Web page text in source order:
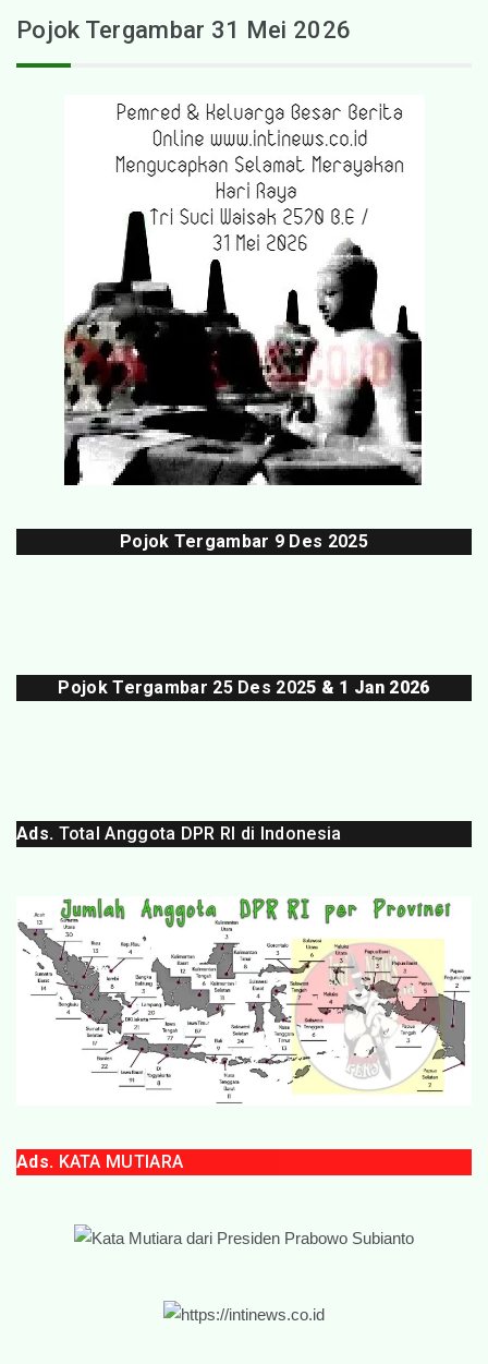
Pojok Tergambar 31 Mei 2026
Pojok Tergambar 9 Des 2025
Pojok Tergambar 25 Des 2025 & 1 Jan 2026
Ads. Total Anggota DPR RI di Indonesia
Ads. KATA MUTIARA